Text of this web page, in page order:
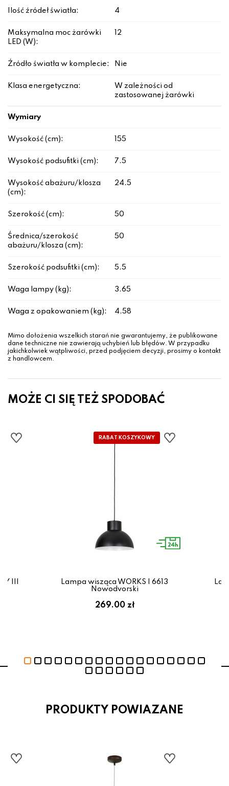
Ilość źródeł światła: 4
Maksymalna moc żarówki
LED (W):
12
Źródło światła w komplecie: Nie
Klasa energetyczna:
W zależności od
zastosowanej żarówki
Wymiary
Wysokość (cm): 155
Wysokość podsufitki (cm): 7.5
Wysokość abażuru/klosza
(cm):
24.5
Szerokość (cm): 50
Średnica/szerokość
abażuru/klosza (cm):
50
Szerokość podsufitki (cm): 5.5
Waga lampy (kg): 3.65
Waga z opakowaniem (kg): 4.58
Mimo dołożenia wszelkich starań nie gwarantujemy, że publikowane
dane techniczne nie zawierają uchybień lub błędów. W przypadku
jakichkolwiek wątpliwości, przed podjęciem decyzji, prosimy o kontakt
z handlowcem.
MOŻE CI SIĘ TEŻ SPODOBAĆ
III
Lampa wisząca WORKS I 6613
Nowodvorski
269.00 zł
PRODUKTY POWIAZANE